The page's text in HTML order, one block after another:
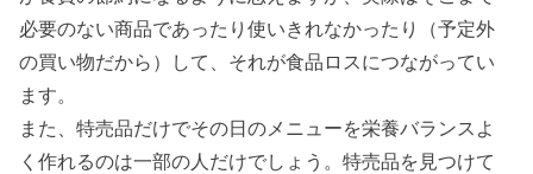
必要のない商品であったり使いきれなかったり（予定外
の買い物だから）して、それが食品ロスにつながってい
ます。
また、特売品だけでその日のメニューを栄養バランスよ
く作れるのは一部の人だけでしょう。特売品を見つけて